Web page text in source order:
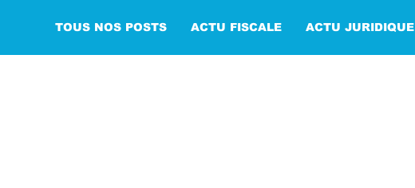
TOUS NOS POSTS ACTU FISCALE ACTU JURIDIQUE